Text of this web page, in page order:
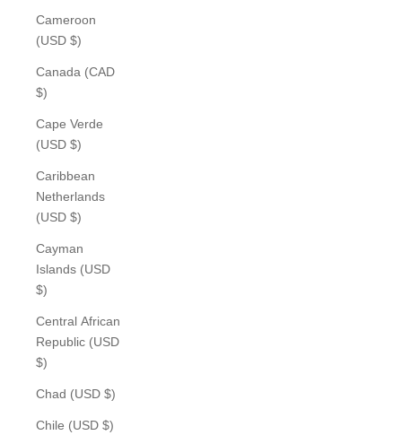
Cameroon
(USD $)
Canada (CAD
$)
Cape Verde
(USD $)
Caribbean
Netherlands
(USD $)
Cayman
Islands (USD
$)
Central African
Republic (USD
$)
Chad (USD $)
Chile (USD $)